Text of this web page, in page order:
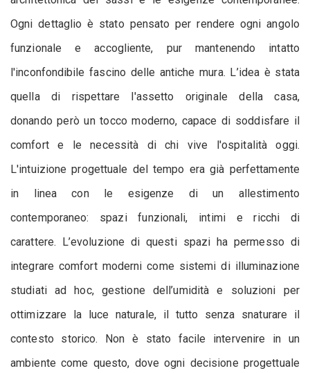
Ogni dettaglio è stato pensato per rendere ogni angolo
funzionale e accogliente, pur mantenendo intatto
l'inconfondibile fascino delle antiche mura. L’idea è stata
quella di rispettare l'assetto originale della casa,
donando però un tocco moderno, capace di soddisfare il
comfort e le necessità di chi vive l'ospitalità oggi.
L'intuizione progettuale del tempo era già perfettamente
in linea con le esigenze di un allestimento
contemporaneo: spazi funzionali, intimi e ricchi di
carattere. L’evoluzione di questi spazi ha permesso di
integrare comfort moderni come sistemi di illuminazione
studiati ad hoc, gestione dell’umidità e soluzioni per
ottimizzare la luce naturale, il tutto senza snaturare il
contesto storico. Non è stato facile intervenire in un
ambiente come questo, dove ogni decisione progettuale